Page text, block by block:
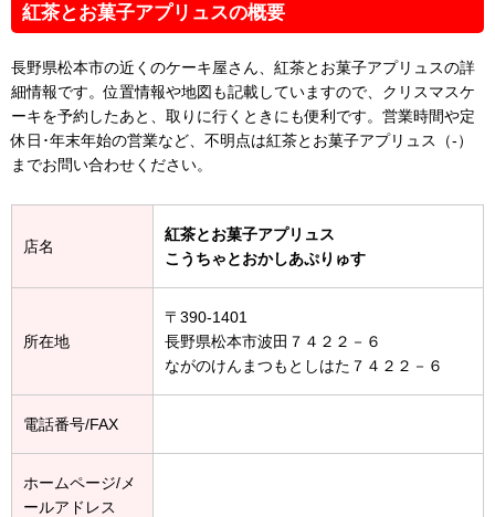
紅茶とお菓子アプリュスの概要
長野県松本市の近くのケーキ屋さん、紅茶とお菓子アプリュスの詳
細情報です。位置情報や地図も記載していますので、クリスマスケ
ーキを予約したあと、取りに行くときにも便利です。営業時間や定
休日･年末年始の営業など、不明点は紅茶とお菓子アプリュス（-）
までお問い合わせください。
店名
紅茶とお菓子アプリュス
こうちゃとおかしあぷりゅす
所在地
〒390-1401
長野県松本市波田７４２２－６
ながのけんまつもとしはた７４２２－６
電話番号/FAX
ホームページ/メ
ールアドレス